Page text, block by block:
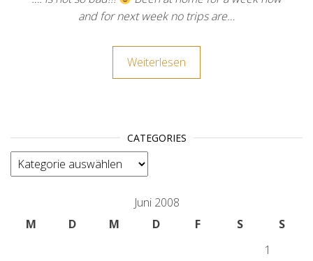
and for next week no trips are…
Weiterlesen
CATEGORIES
categories
Juni 2008
M
D M D F S
S
1